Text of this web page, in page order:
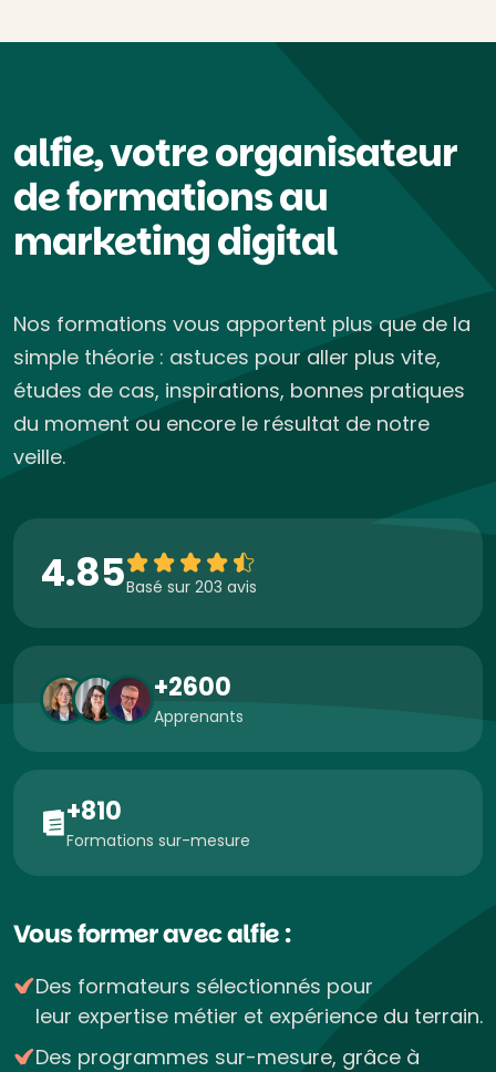
alfie, votre organisateur
de formations au
marketing digital
Nos formations vous apportent plus que de la
simple théorie : astuces pour aller plus vite,
études de cas, inspirations, bonnes pratiques
du moment ou encore le résultat de notre
veille.
4.85Basé sur 203 avis
+2600
Apprenants
+810
Formations sur-mesure
Vous former avec alfie :
Des formateurs sélectionnés pour
leur expertise métier et expérience du terrain.
Des programmes sur-mesure, grâce à